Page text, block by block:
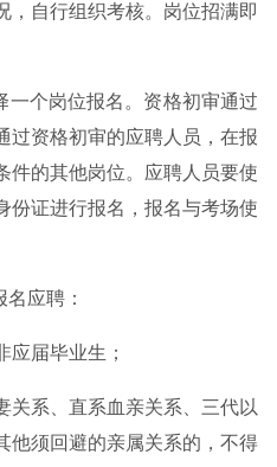
，自行组织考核。岗位招满即
一个岗位报名。资格初审通过
过资格初审的应聘人员，在报
件的其他岗位。应聘人员要使
份证进行报名，报名与考场使
应聘：
届毕业生；
系、直系血亲关系、三代以
他须回避的亲属关系的，不得